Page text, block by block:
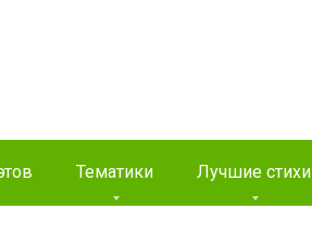
Тематики Лучшие стихи